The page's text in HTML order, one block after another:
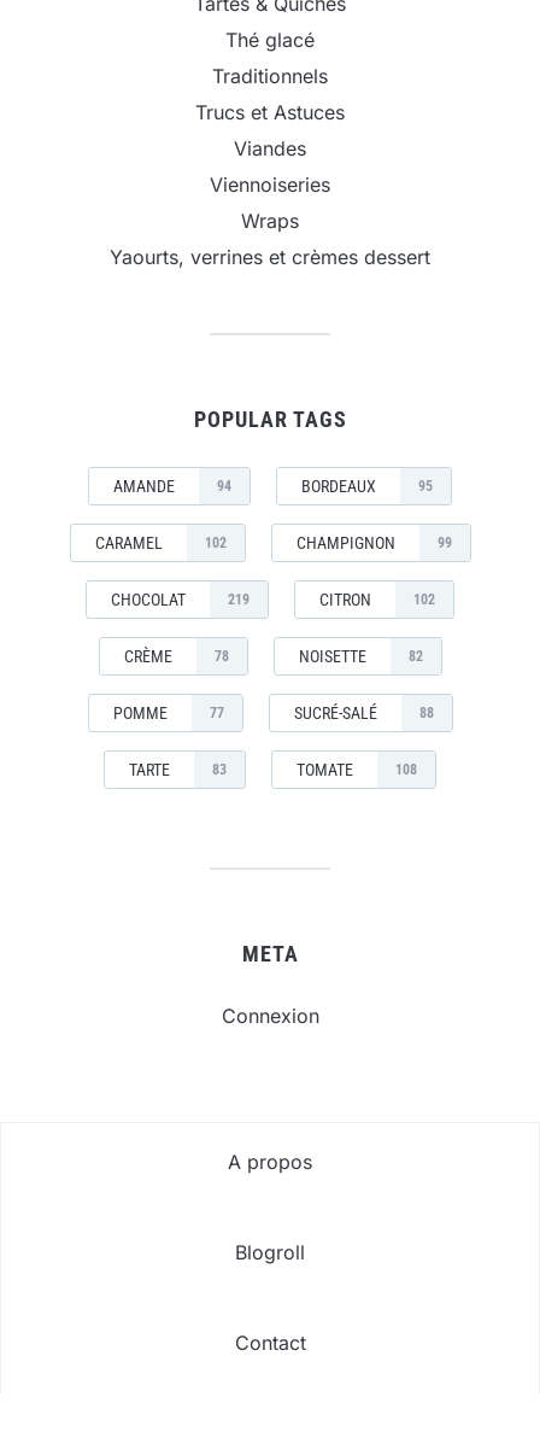
Thé glacé
Traditionnels
Trucs et Astuces
Viandes
Viennoiseries
Wraps
Yaourts, verrines et crèmes dessert
POPULAR TAGS
AMANDE 94 BORDEAUX 95
CARAMEL 102 CHAMPIGNON 99
CHOCOLAT 219 CITRON 102
CRÈME 78 NOISETTE 82
POMME 77 SUCRÉ-SALÉ 88
TARTE 83 TOMATE 108
META
Connexion
A propos
Blogroll
Contact